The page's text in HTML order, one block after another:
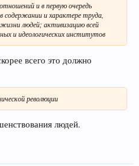
и в первую очередь
содержании и характере труда,
людей; активизацию всей
и идеологических институтов
всего это должно
революции
людей.